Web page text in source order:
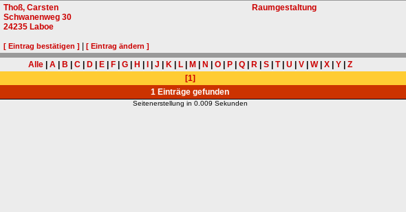
Thoß, Carsten
Schwanenweg 30
24235 Laboe
[ Eintrag bestätigen ] [ Eintrag ändern ]
Raumgestaltung
Alle| A| B C| D| E| F| G| H J K| L| M N O| P| Q| R| S| T| U V| W| X| Y| Z
[1]
1 Einträge gefunden
Seitenerstellung in 0.009 Sekunden